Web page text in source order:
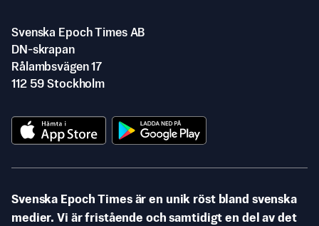
Svenska Epoch Times AB
DN-skrapan
Rålambsvägen 17
112 59 Stockholm
Svenska Epoch Times är en unik röst bland svenska
medier. Vi är fristående och samtidigt en del av det